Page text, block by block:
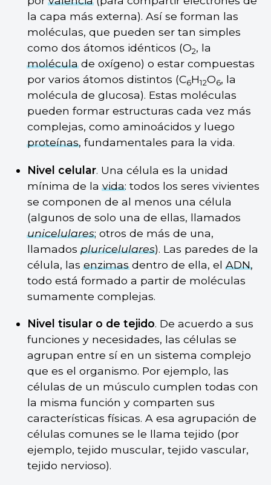
la capa más externa). Así se forman las
moléculas, que pueden ser tan simples
como dos átomos idénticos (O2, la
moléculade oxígeno) o estar compuestas
por varios átomos distintos (C6H12O6, la
molécula de glucosa). Estas moléculas
pueden formar estructuras cada vez más
complejas, como aminoácidos y luego
proteínas, fundamentales para la vida.
Nivel celular. Una célula es la unidad
mínima de lavida: todos los seres vivientes
se componen de al menos una célula
(algunos de solo una de ellas, llamados
unicelulares; otros de más de una,
llamadospluricelulares). Las paredes de la
célula, lasenzimasdentro de ella, elADN,
todo está formado a partir de moléculas
sumamente complejas.
Nivel tisular o de tejido. De acuerdo a sus
funciones y necesidades, las células se
agrupan entre sí en un sistema complejo
que es el organismo. Por ejemplo, las
células de un músculo cumplen todas con
la misma función y comparten sus
características físicas. A esa agrupación de
células comunes se le llama tejido (por
ejemplo, tejido muscular, tejido vascular,
tejido nervioso).